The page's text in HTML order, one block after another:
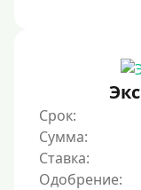
Беспроцентный
Без процентов
Под 0 %
Условия
Срок:
Сумма:
Ставка:
Одобрение: